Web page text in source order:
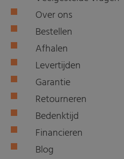
Over ons
Bestellen
Afhalen
Levertijden
Garantie
Retourneren
Bedenktijd
Financieren
Blog